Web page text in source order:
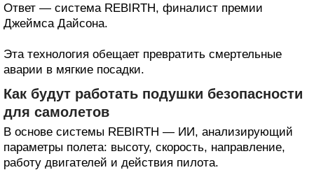
Ответ — система REBIRTH, финалист премии
Джеймса Дайсона.
Эта технология обещает превратить смертельные
аварии в мягкие посадки.
Как будут работать подушки безопасности
для самолетов
В основе системы REBIRTH — ИИ, анализирующий
параметры полета: высоту, скорость, направление,
работу двигателей и действия пилота.